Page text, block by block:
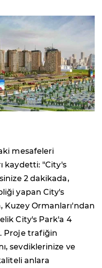
mesafeleri
kaydetti: "City's
2 dakikada,
yapan City's
Kuzey Ormanları'ndan
City's Park'a 4
Proje trafiğin
sevdiklerinize ve
anlara